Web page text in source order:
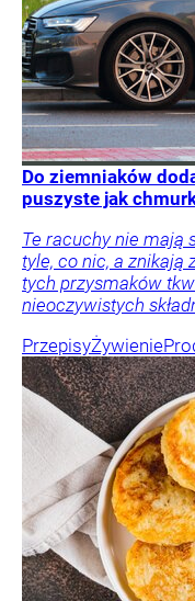
Do ziemniaków
puszyste jak
Te racuchy nie mają
tyle, co nic, a znikają
tych przysmaków
nieoczywistych
PrzepisyŻywienie